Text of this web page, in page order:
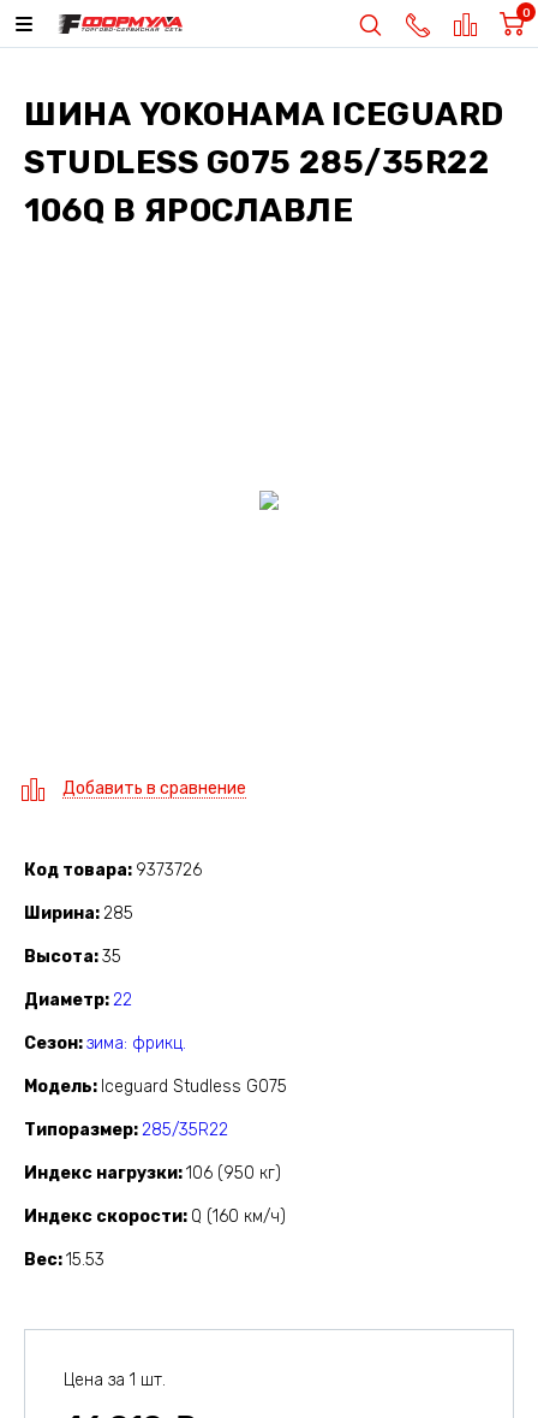
0
ШИНА YOKOHAMA ICEGUARD
STUDLESS G075 285/35R22
106Q В ЯРОСЛАВЛЕ
Добавить в сравнение
Код товара 9373726
Ширина 285
Высота 35
Диаметр 22
Сезон зима: фрикц.
Модель Iceguard Studless G075
Типоразмер 285/35R22
Индекс нагрузки 106 (950 кг)
Индекс скорости Q (160 км/ч)
Вес 15.53
Цена за 1 шт.